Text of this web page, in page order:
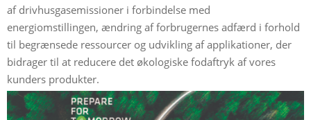
af drivhusgasemissioner i forbindelse med
energiomstillingen, ændring af forbrugernes adfærd i forhold
til begrænsede ressourcer og udvikling af applikationer, der
bidrager til at reducere det økologiske fodaftryk af vores
kunders produkter.